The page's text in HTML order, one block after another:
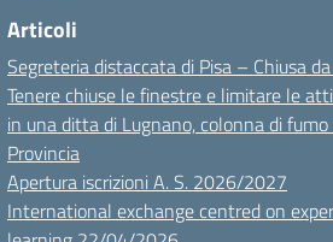
Articoli
Segreteria distaccata di Pisa – Chiusa
Tenere chiuse le finestre e limitare le
in una ditta di Lugnano, colonna di
Provincia
Apertura iscrizioni A. S. 2026/2027
International exchange centred on